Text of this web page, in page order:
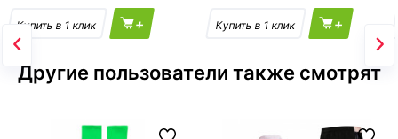
+ +
Другие пользователи также смотрят